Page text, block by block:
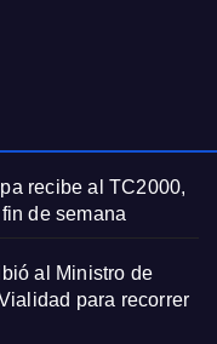
recibe al TC2000,
de semana
al Ministro de
para recorrer